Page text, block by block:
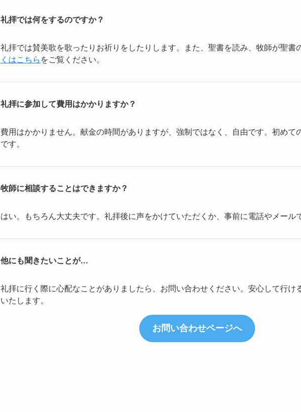
礼拝では何をするのですか？
礼拝では賛美歌を歌ったりお祈りをしたりします。また、聖書を読み、牧師が聖書
くはこちら をご覧ください。
礼拝に参加して費用はかかりますか？
費用はかかりません。献金の時間がありますが、強制ではなく、自由です。初めて
です。
牧師に相談することはできますか？
はい。もちろん大丈夫です。礼拝後に声をかけていただくか、事前に電話やメール
他にも聞きたいことが…
礼拝に行く際に心配なことがありましたら、お問い合わせください。安心して行け
いたします。
お問い合わせページへ